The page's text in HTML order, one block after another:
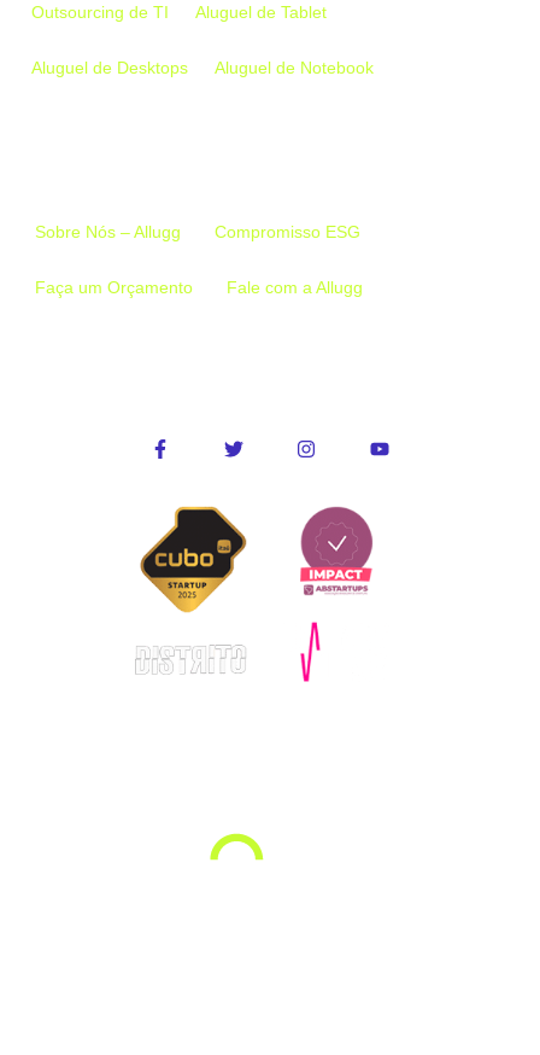
Outsourcing de TI Aluguel de Tablet
Aluguel de Desktops Aluguel de Notebook
Sobre Nós – Allugg Compromisso ESG
Faça um Orçamento Fale com a Allugg